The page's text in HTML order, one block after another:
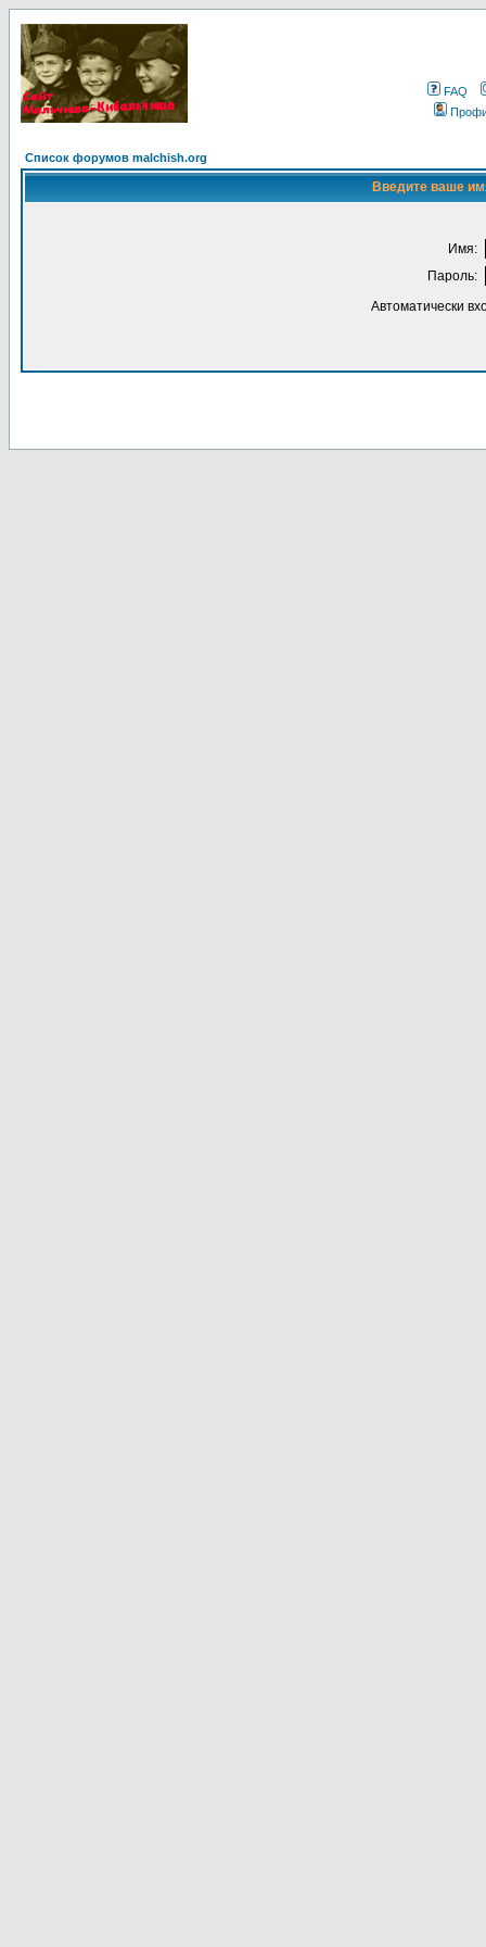
FAQ
Список форумов malchish.org
Введите ваше
Имя:
Пароль:
Автоматически